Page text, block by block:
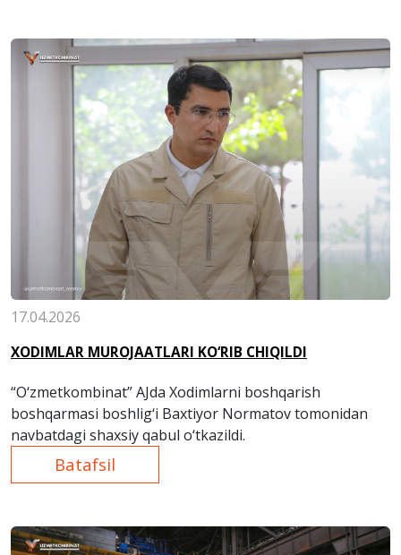
17.04.2026
XODIMLAR MUROJAATLARI KO‘RIB CHIQILDI
“O‘zmetkombinat” AJda Xodimlarni boshqarish
boshqarmasi boshlig‘i Baxtiyor Normatov tomonidan
navbatdagi shaxsiy qabul o‘tkazildi.
Batafsil